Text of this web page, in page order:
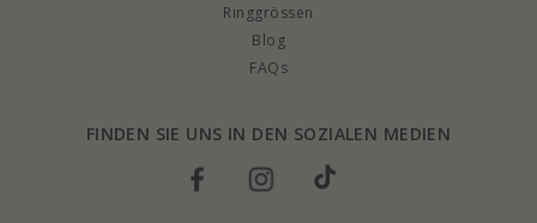
Ringgrössen
Blog
FAQs
FINDEN SIE UNS IN DEN SOZIALEN MEDIEN